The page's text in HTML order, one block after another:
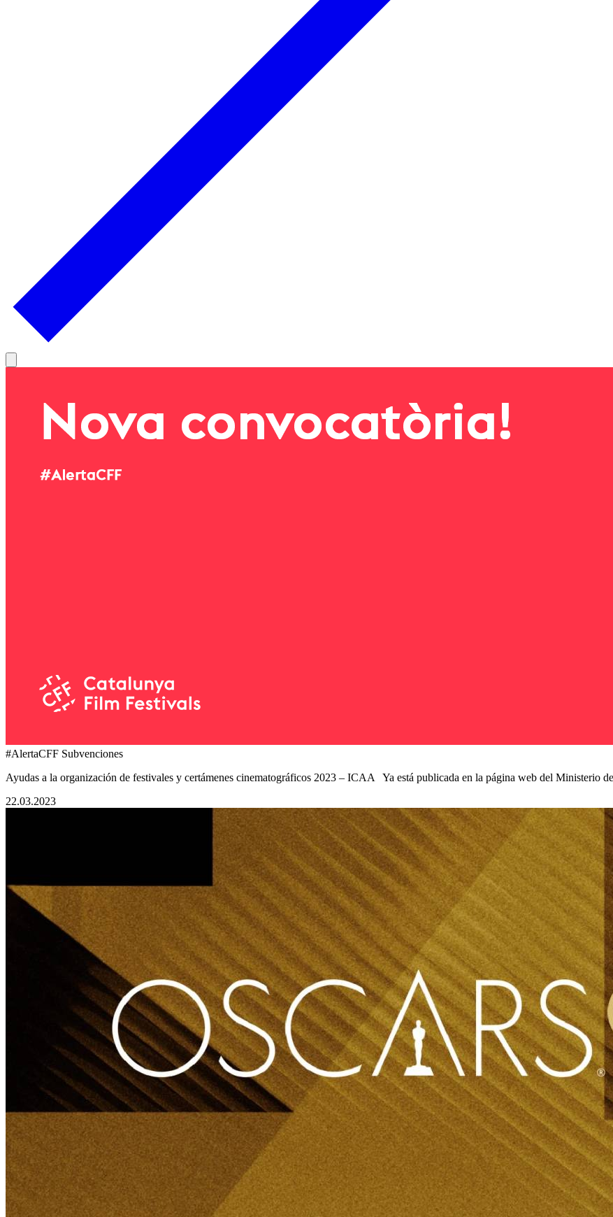
#AlertaCFF Subvenciones
Ayudas a la organización de festivales y certámenes cinematográficos 2023 – ICAA Ya está publicada en la página web del Ministerio
22.03.2023